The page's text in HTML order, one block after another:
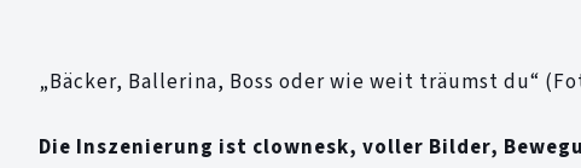
„Bäcker, Ballerina, Boss oder wie weit träumst du“
Die Inszenierung ist clownesk, voller Bilder,